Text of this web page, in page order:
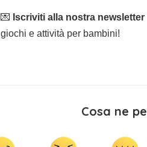
💌 Iscriviti alla nostra newsletter
giochi e attività per bambini!
Cosa ne